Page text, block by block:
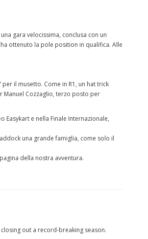
gara velocissima, conclusa con un
ottenuto la pole position in qualifica. Alle
il musetto. Come in R1, un hat trick
Manuel Cozzaglio, terzo posto per
e nella Finale Internazionale,
una grande famiglia, come solo il
della nostra avventura.
out a record-breaking season.